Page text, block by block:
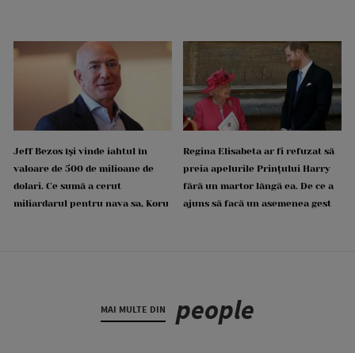
Jeff Bezos își vinde iahtul în
valoare de 500 de milioane de
dolari. Ce sumă a cerut
miliardarul pentru nava sa, Koru
Regina Elisabeta ar fi refuzat să
preia apelurile Prințului Harry
fără un martor lângă ea. De ce a
ajuns să facă un asemenea gest
MAI MULTE DIN people